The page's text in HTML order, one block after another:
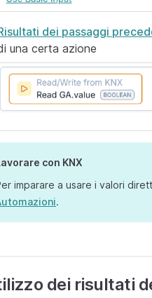
dei passaggi
una certa azione
con KNX
imparare a usare i valori
.
dei risultati